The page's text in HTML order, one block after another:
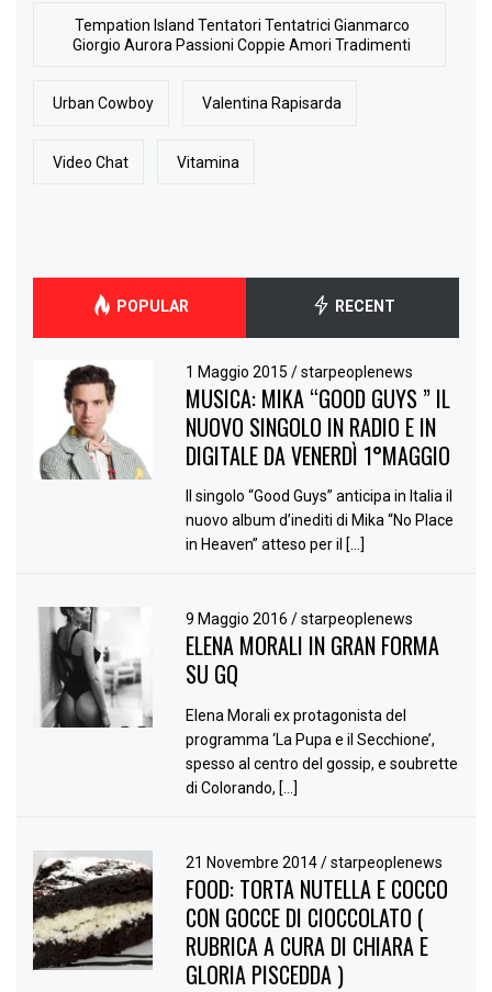
Tempation Island Tentatori Tentatrici Gianmarco
Giorgio Aurora Passioni Coppie Amori Tradimenti
Urban Cowboy Valentina Rapisarda
Video Chat Vitamina
POPULAR RECENT
1 Maggio 2015/ starpeoplenews
MUSICA: MIKA “GOOD GUYS ” IL
NUOVO SINGOLO IN RADIO E IN
DIGITALE DA VENERDÌ 1°MAGGIO
Il singolo “Good Guys” anticipa in Italia il
nuovo album d’inediti di Mika “No Place
in Heaven” atteso per il […]
9 Maggio 2016/ starpeoplenews
ELENA MORALI IN GRAN FORMA
SU GQ
Elena Morali ex protagonista del
programma ‘La Pupa e il Secchione’,
spesso al centro del gossip, e soubrette
di Colorando, […]
21 Novembre 2014/ starpeoplenews
FOOD: TORTA NUTELLA E COCCO
CON GOCCE DI CIOCCOLATO (
RUBRICA A CURA DI CHIARA E
GLORIA PISCEDDA )